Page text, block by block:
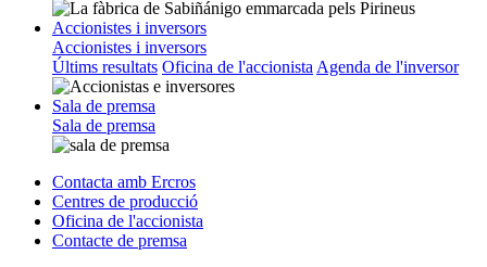
Accionistes i inversors
Accionistes i inversors
Últims resultats Oficina de l'accionista Agenda de l'inversor
Sala de premsa
Sala de premsa
Contacta amb Ercros
Centres de producció
Oficina de l'accionista
Contacte de premsa